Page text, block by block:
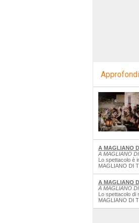
A MAGLIANO
A MAGLIANO
Lo spettacolo è
MAGLIANO DI
A MAGLIANO
A MAGLIANO
Lo spettacolo di
MAGLIANO DI